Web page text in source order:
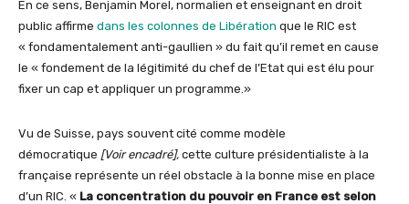
En ce sens, Benjamin Morel, normalien et enseignant en droit
public affirme dans les colonnes de Libération que le RIC est
« fondamentalement anti-gaullien » du fait qu’il remet en cause
le « fondement de la légitimité du chef de l’Etat qui est élu pour
fixer un cap et appliquer un programme.»
Vu de Suisse, pays souvent cité comme modèle
démocratique [Voir encadré], cette culture présidentialiste à la
française représente un réel obstacle à la bonne mise en place
d’un RIC. « La concentration du pouvoir en France est selon